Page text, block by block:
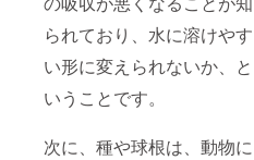
られており、水に溶けやす
い形に変えられないか、と
いうことです。
次に、種や球根は、動物に